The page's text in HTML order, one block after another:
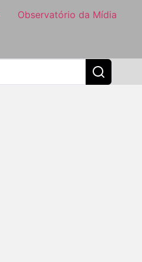
Observatório da Mídia